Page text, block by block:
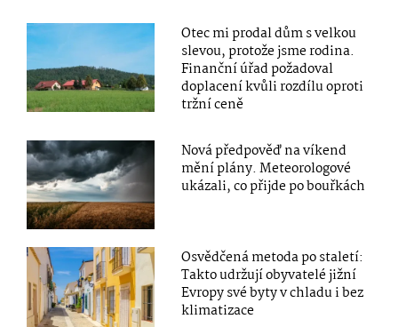
Otec mi prodal dům s velkou
slevou, protože jsme rodina.
Finanční úřad požadoval
doplacení kvůli rozdílu oproti
tržní ceně
Nová předpověď na víkend
mění plány. Meteorologové
ukázali, co přijde po bouřkách
Osvědčená metoda po staletí:
Takto udržují obyvatelé jižní
Evropy své byty v chladu i bez
klimatizace